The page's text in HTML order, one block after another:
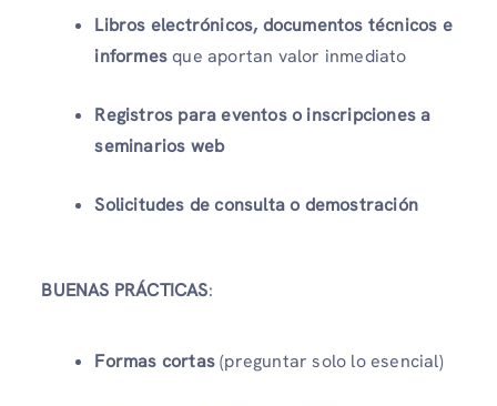
Libros electrónicos, documentos técnicos e
informesque aportan valor inmediato
Registros para eventos o inscripciones a
seminarios web
Solicitudes de consulta o demostración
BUENAS PRÁCTICAS:
Formas cortas(preguntar solo lo esencial)